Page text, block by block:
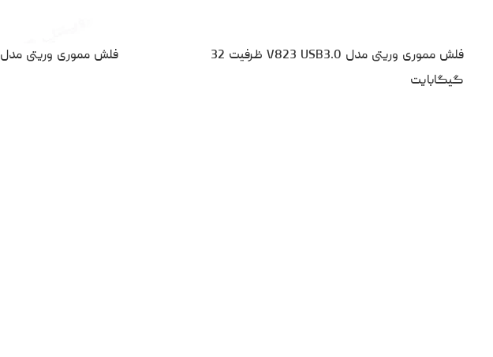
فلش مموری وریتی مدل V823 USB3.0 ظرفیت 32
گیگابایت
فلش مموری وریتی مدل V823 USB ظرفیت 128 گیگابایت